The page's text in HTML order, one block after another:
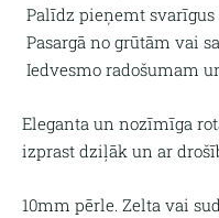
Palīdz pieņemt
Pasargā no grūtām vai
Iedvesmo radošumam
Eleganta un nozīmīga
izprast dziļāk un ar
10mm pērle. Zelta vai